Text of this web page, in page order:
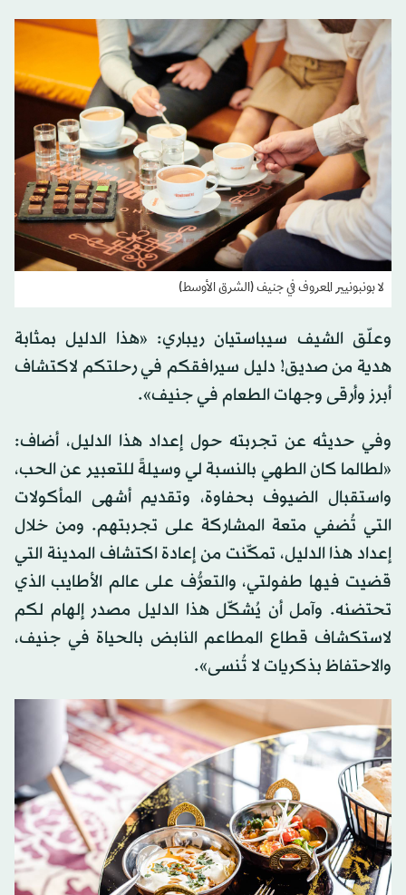
لا بونبونيير المعروف في جنيف (الشرق الأوسط)
وعلّق الشيف سيباستيان ريباري: «هذا الدليل بمثابة
هدية من صديق! دليل سيرافقكم في رحلتكم لاكتشاف
أبرز وأرقى وجهات الطعام في جنيف».
وفي حديثه عن تجربته حول إعداد هذا الدليل، أضاف:
«لطالما كان الطهي بالنسبة لي وسيلةً للتعبير عن الحب،
واستقبال الضيوف بحفاوة، وتقديم أشهى المأكولات
التي تُضفي متعة المشاركة على تجربتهم. ومن خلال
إعداد هذا الدليل، تمكّنت من إعادة اكتشاف المدينة التي
قضيت فيها طفولتي، والتعرُّف على عالم الأطايب الذي
تحتضنه. وآمل أن يُشكّل هذا الدليل مصدر إلهام لكم
لاستكشاف قطاع المطاعم النابض بالحياة في جنيف،
والاحتفاظ بذكريات لا تُنسى».